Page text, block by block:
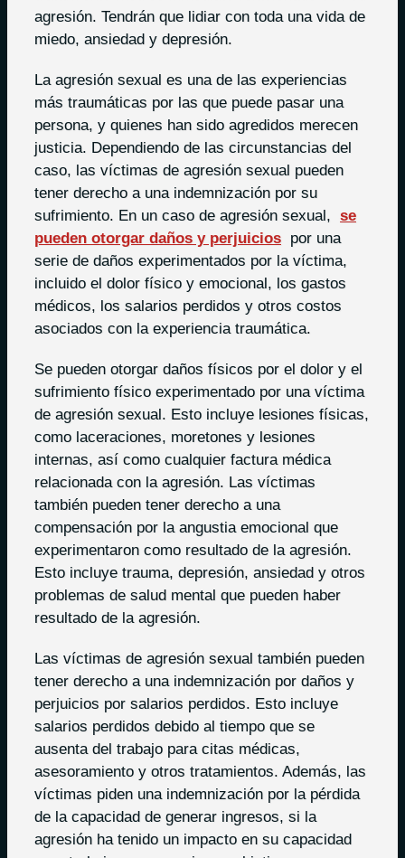
agresión. Tendrán que lidiar con toda una vida de
miedo, ansiedad y depresión.
La agresión sexual es una de las experiencias
más traumáticas por las que puede pasar una
persona, y quienes han sido agredidos merecen
justicia. Dependiendo de las circunstancias del
caso, las víctimas de agresión sexual pueden
tener derecho a una indemnización por su
sufrimiento. En un caso de agresión sexual, se
pueden otorgar daños y perjuicios por una
serie de daños experimentados por la víctima,
incluido el dolor físico y emocional, los gastos
médicos, los salarios perdidos y otros costos
asociados con la experiencia traumática.
Se pueden otorgar daños físicos por el dolor y el
sufrimiento físico experimentado por una víctima
de agresión sexual. Esto incluye lesiones físicas,
como laceraciones, moretones y lesiones
internas, así como cualquier factura médica
relacionada con la agresión. Las víctimas
también pueden tener derecho a una
compensación por la angustia emocional que
experimentaron como resultado de la agresión.
Esto incluye trauma, depresión, ansiedad y otros
problemas de salud mental que pueden haber
resultado de la agresión.
Las víctimas de agresión sexual también pueden
tener derecho a una indemnización por daños y
perjuicios por salarios perdidos. Esto incluye
salarios perdidos debido al tiempo que se
ausenta del trabajo para citas médicas,
asesoramiento y otros tratamientos. Además, las
víctimas piden una indemnización por la pérdida
de la capacidad de generar ingresos, si la
agresión ha tenido un impacto en su capacidad